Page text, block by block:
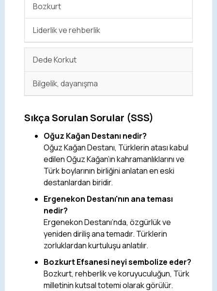
Bozkurt
Liderlik ve rehberlik
Dede Korkut
Bilgelik, dayanışma
Sıkça Sorulan Sorular (SSS)
Oğuz Kağan Destanı nedir?
Oğuz Kağan Destanı, Türklerin atası kabul
edilen Oğuz Kağan’ın kahramanlıklarını ve
Türk boylarının birliğini anlatan en eski
destanlardan biridir.
Ergenekon Destanı'nın ana teması
nedir?
Ergenekon Destanı’nda, özgürlük ve
yeniden diriliş ana temadır. Türklerin
zorluklardan kurtuluşu anlatılır.
Bozkurt Efsanesi neyi sembolize eder?
Bozkurt, rehberlik ve koruyuculuğun, Türk
milletinin kutsal totemi olarak görülür.